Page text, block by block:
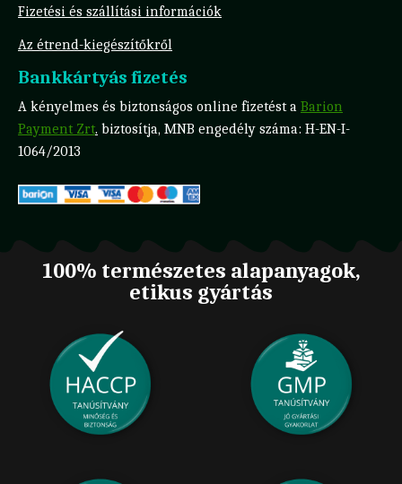
Fizetési és szállítási információk
Az étrend-kiegészítőkről
Bankkártyás fizetés
A kényelmes és biztonságos online fizetést a Barion
Payment Zrt. biztosítja, MNB engedély száma: H-EN-I-
1064/2013
100% természetes alapanyagok,
etikus gyártás